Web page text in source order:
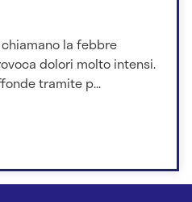
la febbre
dolori molto intensi.
tramite p...